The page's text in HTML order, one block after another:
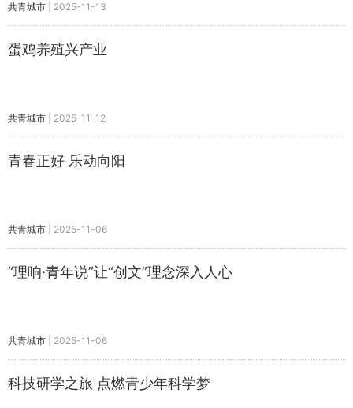
共青城市 2025-11-13
蛋鸡养殖兴产业
共青城市 2025-11-12
青春正好 乐动向阳
共青城市 2025-11-06
“理响·青年说”让“创文”理念深入人心
共青城市 2025-11-06
科技研学之旅 点燃青少年科学梦